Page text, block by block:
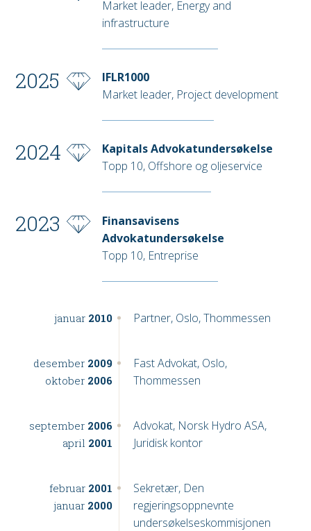
Market leader, Energy and
infrastructure
2025
IFLR1000
Market leader, Project development
2024
Kapitals Advokatundersøkelse
Topp 10, Offshore og oljeservice
2023
Finansavisens
Advokatundersøkelse
Topp 10, Entreprise
januar 2010 Partner, Oslo, Thommessen
desember 2009
oktober 2006
Fast Advokat, Oslo,
Thommessen
september 2006
april 2001
Advokat, Norsk Hydro ASA,
Juridisk kontor
februar 2001
januar 2000
Sekretær, Den
regjeringsoppnevnte
undersøkelseskommisjonen